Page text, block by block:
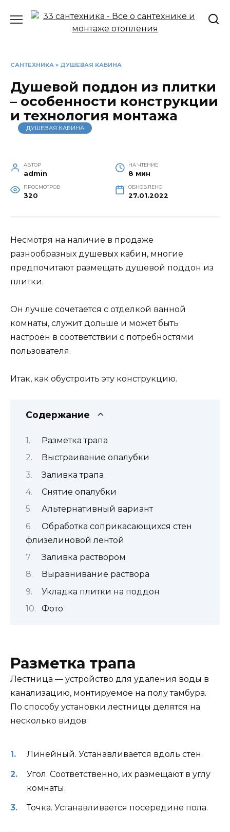
САНТЕХНИКА » ДУШЕВАЯ КАБИНА
Душевой поддон из плитки
– особенности конструкции
и технология монтажа
ДУШЕВАЯ КАБИНА
АВТОР
admin
НА ЧТЕНИЕ
8 мин
ПРОСМОТРОВ
320
ОБНОВЛЕНО
27.01.2022
Несмотря на наличие в продаже
разнообразных душевых кабин, многие
предпочитают размещать душевой поддон из
плитки.
Он лучше сочетается с отделкой ванной
комнаты, служит дольше и может быть
настроен в соответствии с потребностями
пользователя.
Итак, как обустроить эту конструкцию.
Содержание
Разметка трапа
Выстраивание опалубки
Заливка трапа
Снятие опалубки
Альтернативный вариант
Обработка соприкасающихся стен
флизелиновой лентой
Заливка раствором
Выравнивание раствора
Укладка плитки на поддон
Фото
Разметка трапа
Лестница — устройство для удаления воды в
канализацию, монтируемое на полу тамбура.
По способу установки лестницы делятся на
несколько видов:
Линейный. Устанавливается вдоль стен.
Угол. Соответственно, их размещают в углу
комнаты.
Точка. Устанавливается посередине пола.